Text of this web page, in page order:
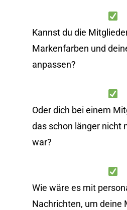
Kannst du die
Markenfarben und
anpassen?
Oder dich bei einem
das schon länger nicht
war?
Wie wäre es mit
Nachrichten, um deine